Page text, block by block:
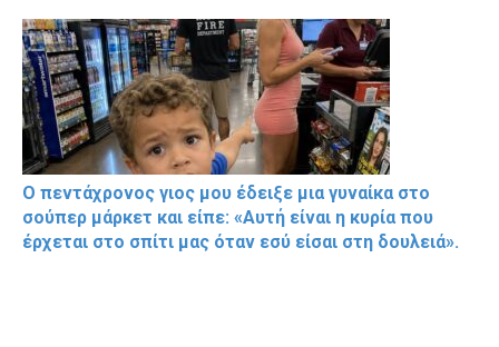
Ο πεντάχρονος γιος μου έδειξε μια γυναίκα στο
σούπερ μάρκετ και είπε: «Αυτή είναι η κυρία που
έρχεται στο σπίτι μας όταν εσύ είσαι στη δουλειά».